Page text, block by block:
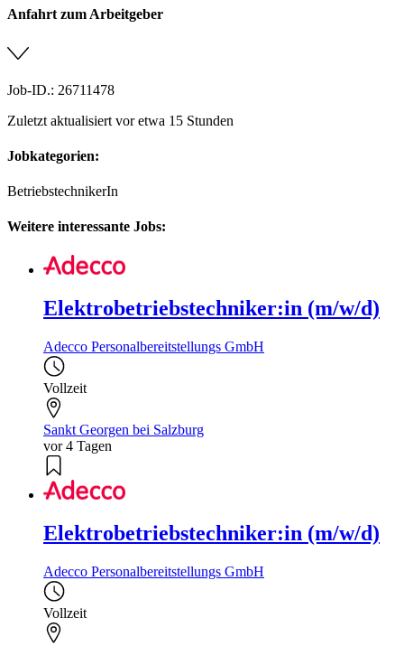
Anfahrt zum Arbeitgeber
Job-ID.: 26711478
Zuletzt aktualisiert vor etwa 15 Stunden
Jobkategorien:
BetriebstechnikerIn
Weitere interessante Jobs:
Elektrobetriebstechniker:in (m/w/d)
Adecco Personalbereitstellungs GmbH
Vollzeit
Sankt Georgen bei Salzburg
vor 4 Tagen
Elektrobetriebstechniker:in (m/w/d)
Adecco Personalbereitstellungs GmbH
Vollzeit